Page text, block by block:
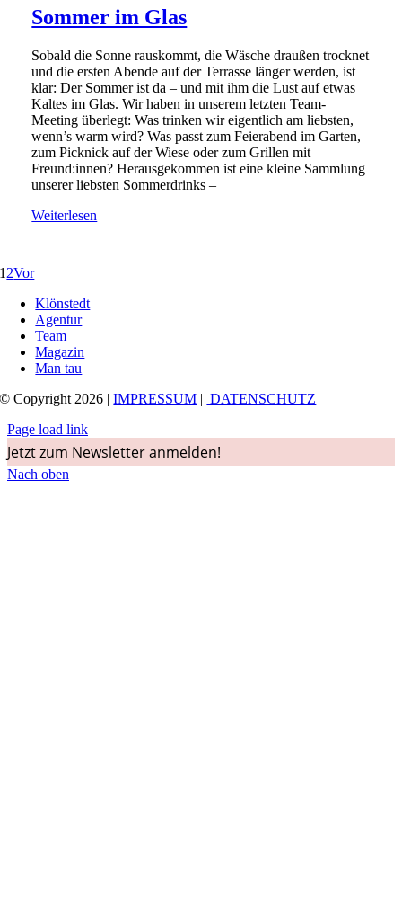
Sommer im Glas
Sobald die Sonne rauskommt, die Wäsche draußen trocknet
und die ersten Abende auf der Terrasse länger werden, ist
klar: Der Sommer ist da – und mit ihm die Lust auf etwas
Kaltes im Glas. Wir haben in unserem letzten Team-
Meeting überlegt: Was trinken wir eigentlich am liebsten,
wenn’s warm wird? Was passt zum Feierabend im Garten,
zum Picknick auf der Wiese oder zum Grillen mit
Freund:innen? Herausgekommen ist eine kleine Sammlung
unserer liebsten Sommerdrinks –
Weiterlesen
1 2Vor
Klönstedt
Agentur
Team
Magazin
Man tau
© Copyright 2026 |IMPRESSUM | DATENSCHUTZ
Page load link
Jetzt zum Newsletter anmelden!
Nach oben